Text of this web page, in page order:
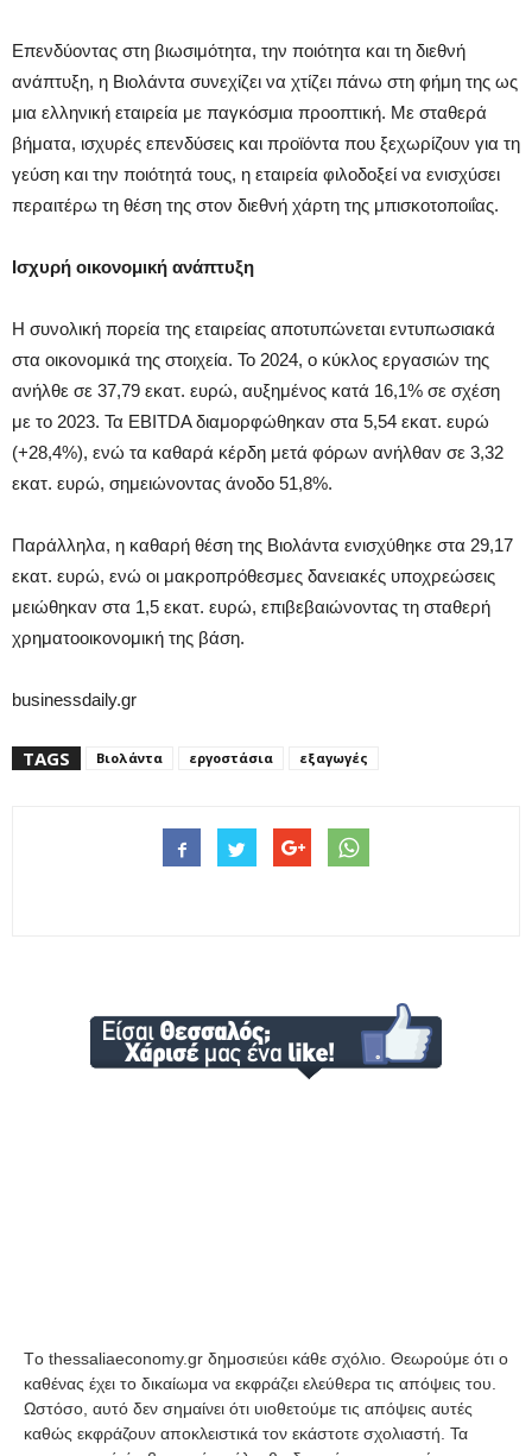
Επενδύοντας στη βιωσιμότητα, την ποιότητα και τη διεθνή
ανάπτυξη, η Βιολάντα συνεχίζει να χτίζει πάνω στη φήμη της ως
μια ελληνική εταιρεία με παγκόσμια προοπτική. Με σταθερά
βήματα, ισχυρές επενδύσεις και προϊόντα που ξεχωρίζουν για τη
γεύση και την ποιότητά τους, η εταιρεία φιλοδοξεί να ενισχύσει
περαιτέρω τη θέση της στον διεθνή χάρτη της μπισκοτοποιΐας.
Ισχυρή οικονομική ανάπτυξη
Η συνολική πορεία της εταιρείας αποτυπώνεται εντυπωσιακά
στα οικονομικά της στοιχεία. Το 2024, ο κύκλος εργασιών της
ανήλθε σε 37,79 εκατ. ευρώ, αυξημένος κατά 16,1% σε σχέση
με το 2023. Τα EBITDA διαμορφώθηκαν στα 5,54 εκατ. ευρώ
(+28,4%), ενώ τα καθαρά κέρδη μετά φόρων ανήλθαν σε 3,32
εκατ. ευρώ, σημειώνοντας άνοδο 51,8%.
Παράλληλα, η καθαρή θέση της Βιολάντα ενισχύθηκε στα 29,17
εκατ. ευρώ, ενώ οι μακροπρόθεσμες δανειακές υποχρεώσεις
μειώθηκαν στα 1,5 εκατ. ευρώ, επιβεβαιώνοντας τη σταθερή
χρηματοοικονομική της βάση.
businessdaily.gr
TAGS Βιολάντα εργοστάσια εξαγωγές
Tο thessaliaeconomy.gr δημοσιεύει κάθε σχόλιο. Θεωρούμε ότι ο
καθένας έχει το δικαίωμα να εκφράζει ελεύθερα τις απόψεις του.
Ωστόσο, αυτό δεν σημαίνει ότι υιοθετούμε τις απόψεις αυτές
καθώς εκφράζουν αποκλειστικά τον εκάστοτε σχολιαστή. Τα